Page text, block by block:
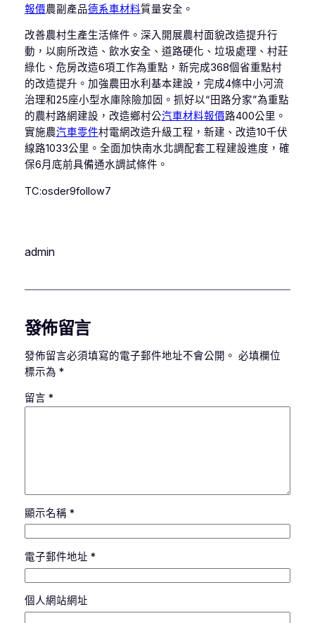
報價農副產品德系車材料質量安全。
改善農村生產生活條件。深入開展農村面貌改造提升行
動，以廁所改造、飲水安全、道路硬化、垃圾處理、村莊
綠化、危房改造6項工作為重點，新完成368個省重點村
的改造提升。加強農田水利基本建設，完成4條中小河流
治理和25座小型水庫除險加固。抓好以“田路分家”為重點
的農村路網建設，改造鄉村公汽車材料報價路400公里。
實施農汽車零件村電網改造升級工程，新建、改造10千伏
線路1033公里。全面加快南水北調配套工程建設進度，確
保6月底前具備通水調試條件。
TC:osder9follow7
admin
發佈留言
發佈留言必須填寫的電子郵件地址不會公開。 必填欄位
標示為 *
留言 *
顯示名稱 *
電子郵件地址 *
個人網站網址